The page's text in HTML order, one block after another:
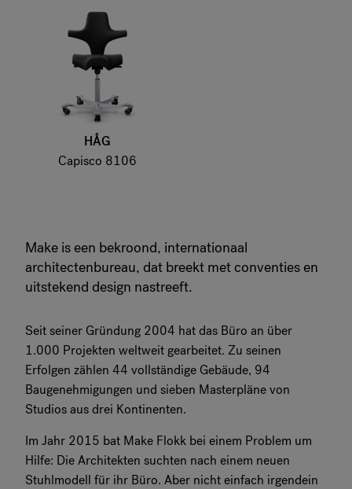
HÅG
Capisco 8106
Make is een bekroond, internationaal
architectenbureau, dat breekt met conventies en
uitstekend design nastreeft.
Seit seiner Gründung 2004 hat das Büro an über
1.000 Projekten weltweit gearbeitet. Zu seinen
Erfolgen zählen 44 vollständige Gebäude, 94
Baugenehmigungen und sieben Masterpläne von
Studios aus drei Kontinenten.
Im Jahr 2015 bat Make Flokk bei einem Problem um
Hilfe: Die Architekten suchten nach einem neuen
Stuhlmodell für ihr Büro. Aber nicht einfach irgendein